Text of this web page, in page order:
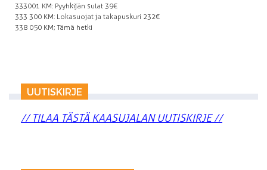
333 001 KM: Pyyhkijän sulat 39€
333 300 KM: Lokasuojat ja takapuskuri 232€
338 050 KM; Tämä hetki
UUTISKIRJE
// TILAA TÄSTÄ KAASUJALAN UUTISKIRJE //